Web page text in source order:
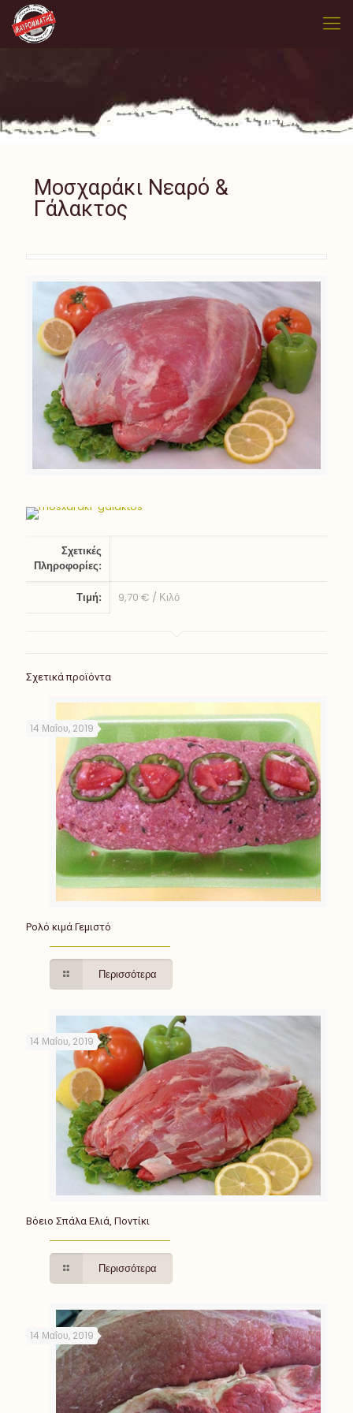
Μοσχαράκι Νεαρό &
Γάλακτος
Σχετικές
Πληροφορίες:
Τιμή: 9,70 € / Κιλό
Σχετικά προϊόντα
14 Μαΐου, 2019
Ρολό κιμά Γεμιστό
Περισσότερα
14 Μαΐου, 2019
Βόειο Σπάλα Ελιά, Ποντίκι
Περισσότερα
14 Μαΐου, 2019